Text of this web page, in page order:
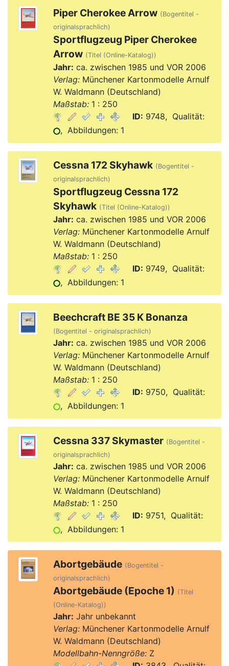
Piper Cherokee Arrow (Bogentitel -
originalsprachlich)
Sportflugzeug Piper Cherokee
Arrow (Titel (Online-Katalog))
Jahr: ca. zwischen 1985 und VOR 2006
Verlag:Münchener Kartonmodelle Arnulf
W. Waldmann (Deutschland)
Maßstab:1 : 250
ID: 9748, Qualität:
, Abbildungen: 1
Cessna 172 Skyhawk (Bogentitel -
originalsprachlich)
Sportflugzeug Cessna 172
Skyhawk (Titel (Online-Katalog))
Jahr: ca. zwischen 1985 und VOR 2006
Verlag:Münchener Kartonmodelle Arnulf
W. Waldmann (Deutschland)
Maßstab:1 : 250
ID: 9749, Qualität:
, Abbildungen: 1
Beechcraft BE 35 K Bonanza
(Bogentitel - originalsprachlich)
Jahr: ca. zwischen 1985 und VOR 2006
Verlag:Münchener Kartonmodelle Arnulf
W. Waldmann (Deutschland)
Maßstab:1 : 250
ID: 9750, Qualität:
, Abbildungen: 1
Cessna 337 Skymaster (Bogentitel -
originalsprachlich)
Jahr: ca. zwischen 1985 und VOR 2006
Verlag:Münchener Kartonmodelle Arnulf
W. Waldmann (Deutschland)
Maßstab:1 : 250
ID: 9751, Qualität:
, Abbildungen: 1
Abortgebäude (Bogentitel -
originalsprachlich)
Abortgebäude (Epoche 1) (Titel
(Online-Katalog))
Jahr: Jahr unbekannt
Verlag:Münchener Kartonmodelle Arnulf
W. Waldmann (Deutschland)
Modellbahn-Nenngröße:Z